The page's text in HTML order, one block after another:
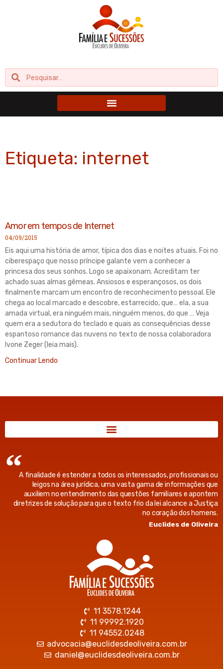
PesquisarPesquisar
Etiqueta: internet
Amor em tempos de Internet
04/09/2015
Eis aqui uma história de amor, típica dos dias e noites atuais. Foi no
ciberespaço que nosso príncipe galante vem a conhecer a
princesa dos seus sonhos. Logo se apaixonam. Acreditam ter
achado suas almas gêmeas. Ansiosos e esperançosos, os dois
finalmente marcam um encontro de reconhecimento pessoal. Ele
chega ao local marcado e descobre, estarrecido, que… ela, a sua
amada virtual, era ninguém mais, ninguém menos, do que … Veja
quem era a sedutora do teclado e quais as consequências desse
espantoso romance das nuvens no texto de nossa colaboradora
Ivone Zeger (leia mais).
Continuar Lendo
A finalidade é estender a todos os interessados, profissionais ou
leigos na área jurídica, uma vasta gama de informações que
auxiliem no entendimento das questões familiares e apontem
diretrizes de solução para que o texto frio da lei alcance a Justiça
no coração dos homens.
Euclides de Oliveira
11 3578.1244
11 99992.1920
11 94552.0248
advocacia@euclidesdeoliveira.com.br
daniel@euclidesdeoliveira.com.br